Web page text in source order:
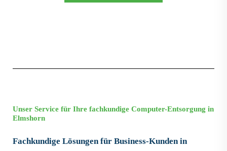
Unser Service für Ihre fachkundige Computer-Entsorgung in
Elmshorn
Fachkundige Lösungen für Business-Kunden in